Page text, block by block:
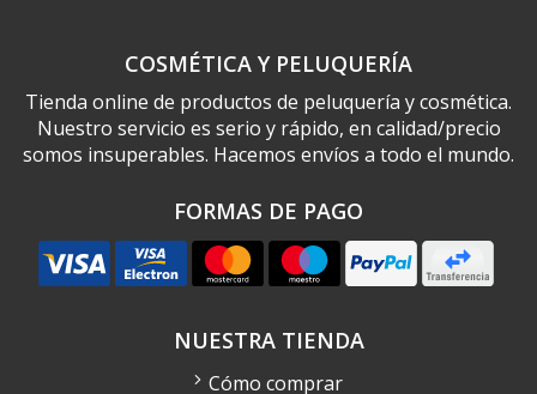
COSMÉTICA Y PELUQUERÍA
Tienda online de productos de peluquería y cosmética.
Nuestro servicio es serio y rápido, en calidad/precio
somos insuperables. Hacemos envíos a todo el mundo.
FORMAS DE PAGO
NUESTRA TIENDA
Cómo comprar